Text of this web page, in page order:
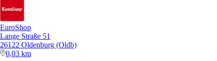
EuroShop
Lange Straße 51
26122 Oldenburg (Oldb)
0,03 km